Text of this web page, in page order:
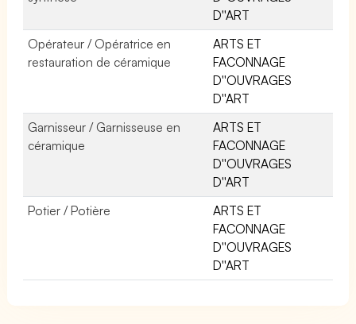
D''ART
Opérateur / Opératrice en
restauration de céramique
ARTS ET
FACONNAGE
D''OUVRAGES
D''ART
Garnisseur / Garnisseuse en
céramique
ARTS ET
FACONNAGE
D''OUVRAGES
D''ART
Potier / Potière
ARTS ET
FACONNAGE
D''OUVRAGES
D''ART